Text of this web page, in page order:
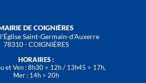
DE COIGNIÈRES
Saint-Germain-d'Auxerre
78310 - COIGNIÈRES
HORAIRES :
et Ven : 8h30 > 12h / 13h45 > 17h,
Mer : 14h > 20h